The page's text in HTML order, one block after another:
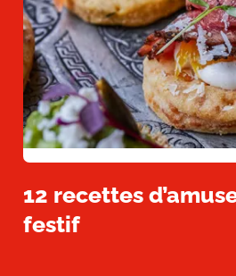
12 recettes
festif